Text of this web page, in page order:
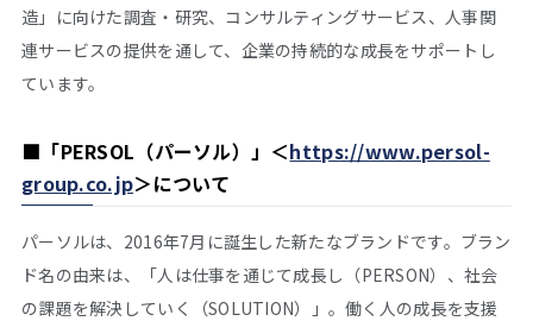
造」に向けた調査・研究、コンサルティングサービス、人事関
連サービスの提供を通して、企業の持続的な成長をサポートし
ています。
■ 「PERSOL（パーソル）」＜https://www.persol-
group.co.jp＞について
パーソルは、2016年7月に誕生した新たなブランドです。ブラン
ド名の由来は、「人は仕事を通じて成長し（PERSON）、社会
の課題を解決していく（SOLUTION）」。働く人の成長を支援